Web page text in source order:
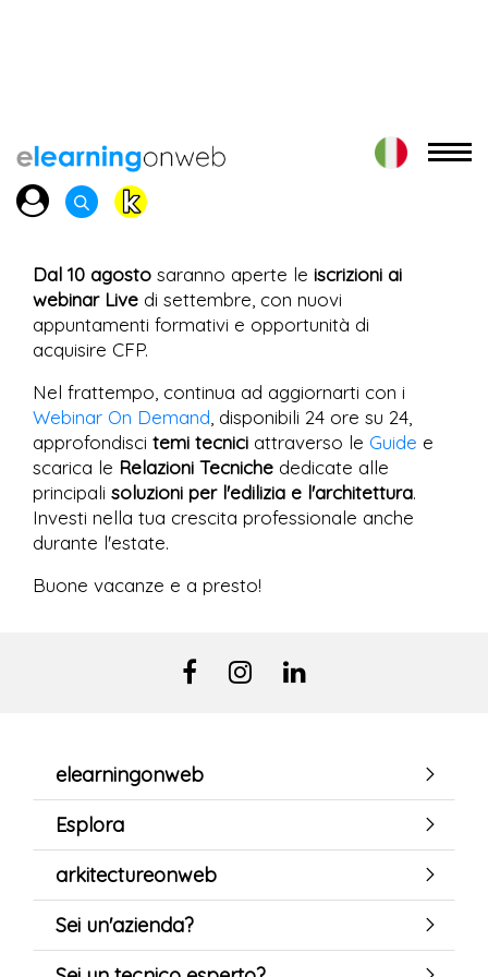
Dal 10 agosto saranno aperte le iscrizioni ai
webinar Live di settembre, con nuovi
appuntamenti formativi e opportunità di
acquisire CFP.
Nel frattempo, continua ad aggiornarti con i
Webinar On Demand , disponibili 24 ore su 24,
approfondisci temi tecnici attraverso le Guide e
scarica le Relazioni Tecniche dedicate alle
principali soluzioni per l'edilizia e l'architettura.
Investi nella tua crescita professionale anche
durante l'estate.
Buone vacanze e a presto!
elearningonweb
Esplora
arkitectureonweb
Sei un'azienda?